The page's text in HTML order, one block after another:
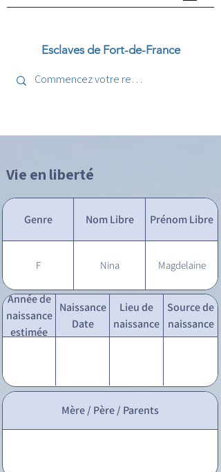
Esclaves de Fort-de-France
Vie en liberté
Genre Nom Libre Prénom Libre
F Nina Magdelaine
Année de
naissance
estimée
Naissance
Date
Lieu de
naissance
Source de
naissance
Mère / Père / Parents